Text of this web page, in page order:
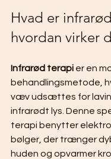
Hvad er
hvordan virker
Infrarød terapi er en
behandlingsmetode,
væv udsættes for
infrarødt lys. Denne
terapi benytter
bølger, der trænger
huden og opvarmer